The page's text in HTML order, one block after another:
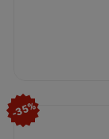
-35%